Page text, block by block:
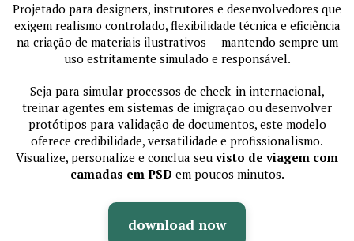
Projetado para designers, instrutores e desenvolvedores que
exigem realismo controlado, flexibilidade técnica e eficiência
na criação de materiais ilustrativos — mantendo sempre um
uso estritamente simulado e responsável.
Seja para simular processos de check-in internacional,
treinar agentes em sistemas de imigração ou desenvolver
protótipos para validação de documentos, este modelo
oferece credibilidade, versatilidade e profissionalismo.
Visualize, personalize e conclua seuvisto de viagem com
camadas em PSD em poucos minutos.
download now